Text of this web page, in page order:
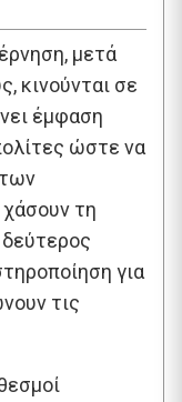
μετά
κινούνται σε
έμφαση
ώστε να
τη
δεύτερος
για
τις